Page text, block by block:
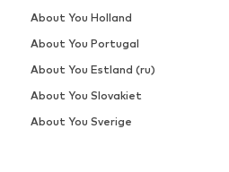
About You Holland
About You Portugal
About You Estland (ru)
About You Slovakiet
About You Sverige